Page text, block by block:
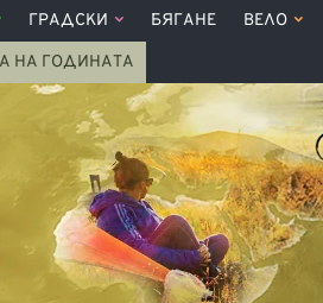
ГРАДСКИ БЯГАНЕ ВЕЛО
НА ГОДИНАТА